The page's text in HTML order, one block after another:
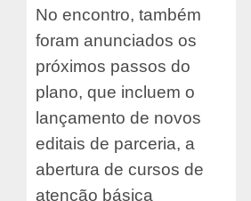
No encontro, também
foram anunciados os
próximos passos do
plano, que incluem o
lançamento de novos
editais de parceria, a
abertura de cursos de
atenção básica